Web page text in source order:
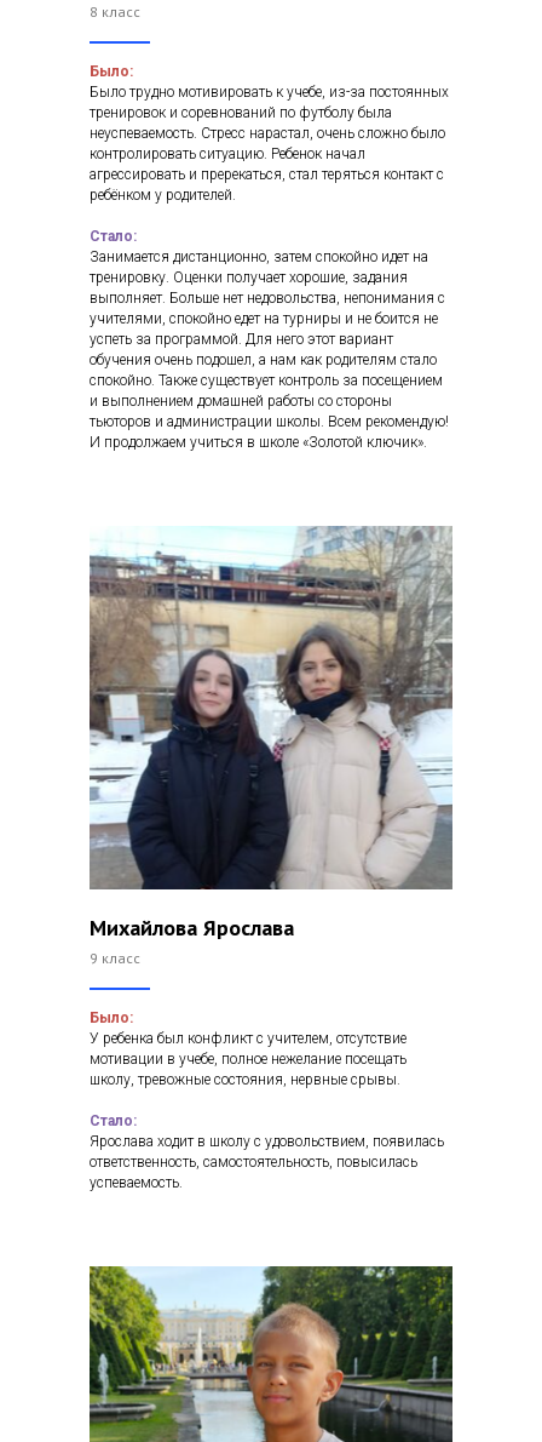
8 класс
Было:
Было трудно мотивировать к учебе, из-за постоянных
тренировок и соревнований по футболу была
неуспеваемость. Стресс нарастал, очень сложно было
контролировать ситуацию. Ребенок начал
агрессировать и пререкаться, стал теряться контакт с
ребёнком у родителей.
Стало:
Занимается дистанционно, затем спокойно идет на
тренировку. Оценки получает хорошие, задания
выполняет. Больше нет недовольства, непонимания с
учителями, спокойно едет на турниры и не боится не
успеть за программой. Для него этот вариант
обучения очень подошел, а нам как родителям стало
спокойно. Также существует контроль за посещением
и выполнением домашней работы со стороны
тьюторов и администрации школы. Всем рекомендую!
И продолжаем учиться в школе «Золотой ключик».
Михайлова Ярослава
9 класс
Было:
У ребенка был конфликт с учителем, отсутствие
мотивации в учебе, полное нежелание посещать
школу, тревожные состояния, нервные срывы.
Стало:
Ярослава ходит в школу с удовольствием, появилась
ответственность, самостоятельность, повысилась
успеваемость.